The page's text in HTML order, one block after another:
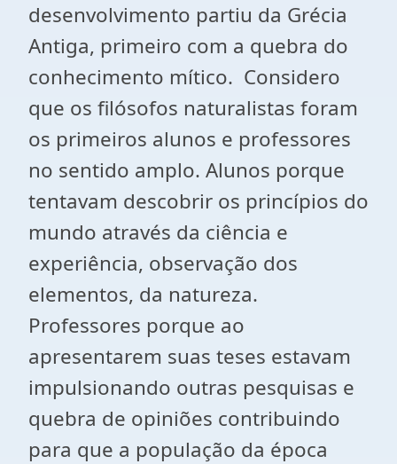
desenvolvimento partiu da Grécia
Antiga, primeiro com a quebra do
conhecimento mítico. Considero
que os filósofos naturalistas foram
os primeiros alunos e professores
no sentido amplo. Alunos porque
tentavam descobrir os princípios do
mundo através da ciência e
experiência, observação dos
elementos, da natureza.
Professores porque ao
apresentarem suas teses estavam
impulsionando outras pesquisas e
quebra de opiniões contribuindo
para que a população da época